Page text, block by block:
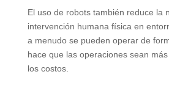
El uso de robots también reduce la
intervención humana física en
a menudo se pueden operar de
hace que las operaciones sean
los costos.